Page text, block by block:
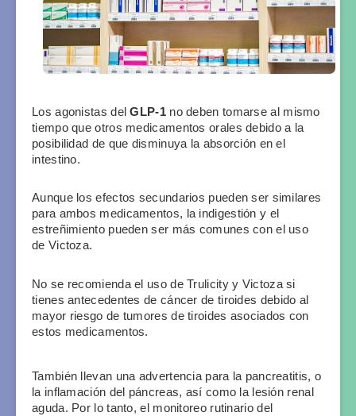
Los agonistas del GLP-1 no deben tomarse al mismo
tiempo que otros medicamentos orales debido a la
posibilidad de que disminuya la absorción en el
intestino.
Aunque los efectos secundarios pueden ser similares
para ambos medicamentos, la indigestión y el
estreñimiento pueden ser más comunes con el uso
de Victoza.
No se recomienda el uso de Trulicity y Victoza si
tienes antecedentes de cáncer de tiroides debido al
mayor riesgo de tumores de tiroides asociados con
estos medicamentos.
También llevan una advertencia para la pancreatitis, o
la inflamación del páncreas, así como la lesión renal
aguda. Por lo tanto, el monitoreo rutinario del